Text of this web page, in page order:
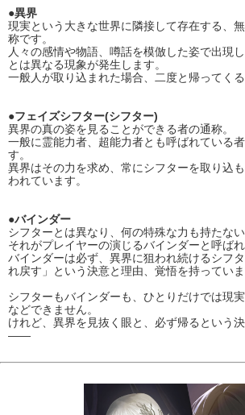
●異界
現実という大きな世界に隣接して存在する、
称です。
人々の感情や物語、噂話を模倣した姿で出現
とは異なる現象が発生します。
一般人が取り込まれた場合、二度と帰ってくる
●フェイズシフター(シフター)
異界の真の姿を見ることができる者の通称。
一般に霊能力者、超能力者とも呼ばれている
す。
異界はその力を求め、常にシフターを取り込
われています。
●バインダー
シフターとは異なり、何の特殊な力も持たない
それがプレイヤーの演じるバインダーと呼ばれ
バインダーは必ず、異界に狙われ続けるシフ
れ戻す」という決意と理由、覚悟を持っていま
シフターもバインダーも、ひとりだけでは現
などできません。
けれど、異界を見抜く眼と、必ず帰るという
――